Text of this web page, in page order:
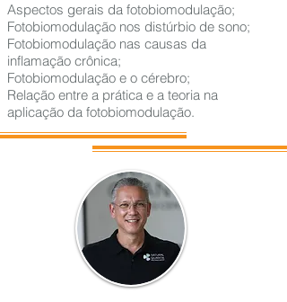
Aspectos gerais da fotobiomodulação;
Fotobiomodulação nos distúrbio de sono;
Fotobiomodulação nas causas da
inflamação crônica;
Fotobiomodulação e o cérebro;
Relação entre a prática e a teoria na
aplicação da fotobiomodulação.